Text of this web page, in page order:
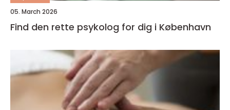
05. March 2026
Find den rette psykolog for dig i København